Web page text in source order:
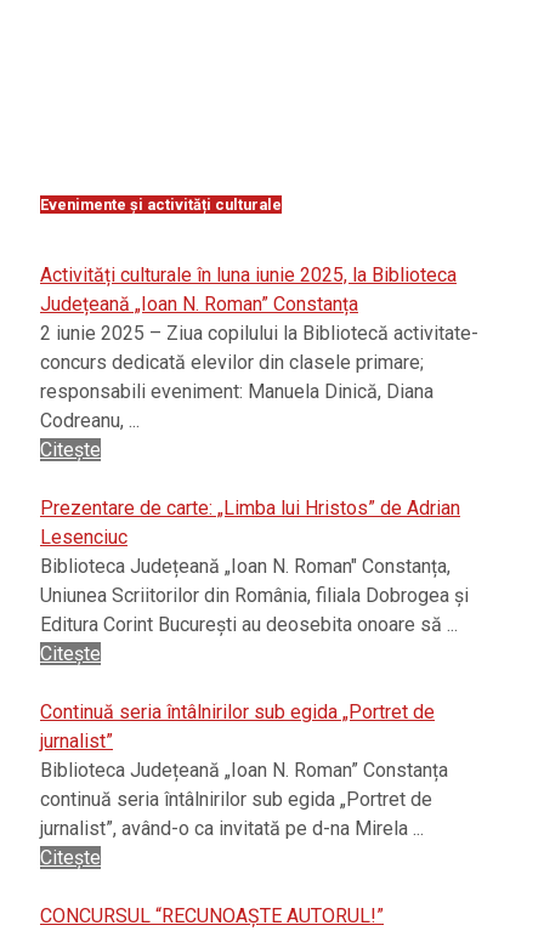
Evenimente și activități culturale
Activități culturale în luna iunie 2025, la Biblioteca
Județeană „Ioan N. Roman” Constanța
2 iunie 2025 – Ziua copilului la Bibliotecă activitate-
concurs dedicată elevilor din clasele primare;
responsabili eveniment: Manuela Dinică, Diana
Codreanu, ...
Citește
Prezentare de carte: „Limba lui Hristos” de Adrian
Lesenciuc
Biblioteca Județeană „Ioan N. Roman" Constanța,
Uniunea Scriitorilor din România, filiala Dobrogea și
Editura Corint București au deosebita onoare să ...
Citește
Continuă seria întâlnirilor sub egida „Portret de
jurnalist”
Biblioteca Județeană „Ioan N. Roman” Constanța
continuă seria întâlnirilor sub egida „Portret de
jurnalist”, având-o ca invitată pe d-na Mirela ...
Citește
CONCURSUL “RECUNOAȘTE AUTORUL!”